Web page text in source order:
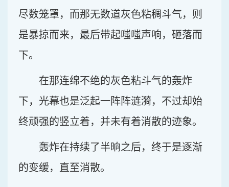
尽数笼罩，而那无数道灰色粘稠斗气，则
是暴掠而来，最后带起嗤嗤声响，砸落而
下。
在那连绵不绝的灰色粘斗气的轰炸
下，光幕也是泛起一阵阵涟漪，不过却始
终顽强的竖立着，并未有着消散的迹象。
轰炸在持续了半晌之后，终于是逐渐
的变缓，直至消散。